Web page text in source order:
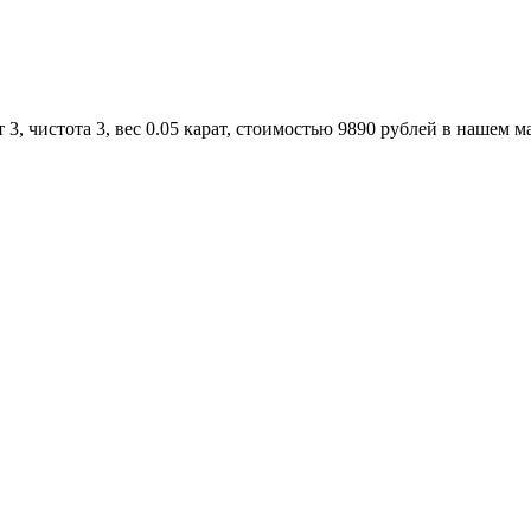
чистота 3, вес 0.05 карат, стоимостью 9890 рублей в нашем